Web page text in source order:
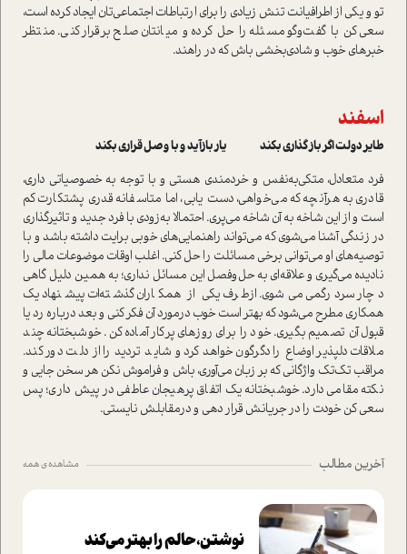
تو و یکی از اطرافیانت تنش زیادی را برای ارتباطات اجتماعی‌تان ایجاد کرده است،
سعی کن با گفت‌وگو مسئله را حل کرده و میانتان صلح برقرار کنی. منتظر
خبرهای خوب و شادی‌بخشی باش که در راهند.
اسفند
طایر دولت اگر باز گذاری بکند یار بازآید و با وصل قراری بکند
فرد متعادل، متکی‌به‌نفس و خردمندی هستی و با توجه به خصوصیاتی داری،
قادری به هرآنچه که می‌خواهی، دست یابی، اما متاسفانه قدری پشتکارت کم
است و از این شاخه به آن شاخه می‌پری. احتمالا به‌زودی با فرد جدید و تاثیرگذاری
در زندگی آشنا می‌شوی که می‌تواند راهنمایی‌های خوبی برایت داشته باشد و با
توصیه‌های او می‌توانی برخی مسائلت را حل کنی. اغلب اوقات موضوعات مالی را
نادیده می‌گیری و علاقه‌ای به حل‌وفصل این‌ مسائل نداری؛ به همین دلیل گاهی
دچار سردرگمی می‌شوی. ازطرف یکی از همکاران گذشته‌ات پيشنهاد يك
همكاري مطرح مي‌شود كه بهتر است خوب درمورد آن فکر کنی و بعد درباره رد یا
قبول آن تصمیم بگیری. خود را براي روزهاي پركار آماده كن. خوشبختانه چند
ملاقات دلپذیر اوضاع را دگرگون خواهد کرد و شاید تردید را از دلت دور کند.
مراقب تک‌تک واژگانی که بر زبان می‌آوری، باش و فراموش نکن هر سخن جایی و
نکته مقامی دارد. خوشبختانه يک اتفاق پرهيجان عاطفي در پيش داري؛ پس
سعي کن خودت را در جريانش قرار دهي و درمقابلش نايستی.
آخرین مطالب مشاهده ی همه
نوشتن، حالم را بهتر می‌کند